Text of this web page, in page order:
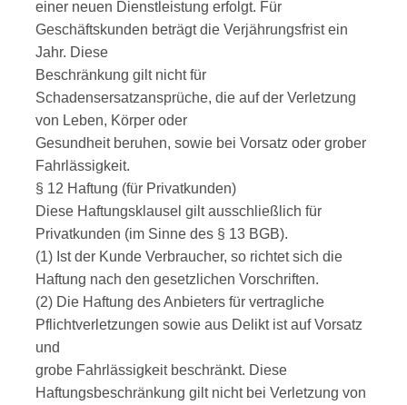
einer neuen Dienstleistung erfolgt. Für
Geschäftskunden beträgt die Verjährungsfrist ein
Jahr. Diese
Beschränkung gilt nicht für
Schadensersatzansprüche, die auf der Verletzung
von Leben, Körper oder
Gesundheit beruhen, sowie bei Vorsatz oder grober
Fahrlässigkeit.
§ 12 Haftung (für Privatkunden)
Diese Haftungsklausel gilt ausschließlich für
Privatkunden (im Sinne des § 13 BGB).
(1) Ist der Kunde Verbraucher, so richtet sich die
Haftung nach den gesetzlichen Vorschriften.
(2) Die Haftung des Anbieters für vertragliche
Pflichtverletzungen sowie aus Delikt ist auf Vorsatz
und
grobe Fahrlässigkeit beschränkt. Diese
Haftungsbeschränkung gilt nicht bei Verletzung von